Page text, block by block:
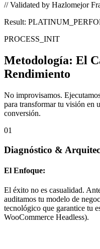
// Validated by Hazlomejor
Result:
PROCESS_INIT
Metodología: El
Rendimiento
No improvisamos.
para transformar tu visión en
conversión.
01
Diagnóstico &
El Enfoque:
El éxito no es casualidad.
auditamos tu modelo de
tecnológico que garantice tu
WooCommerce Headless).